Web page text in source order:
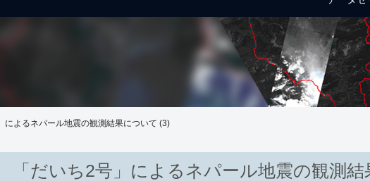
によるネパール地震の観測結果について (3)
「だいち2号」によるネパール地震の観測